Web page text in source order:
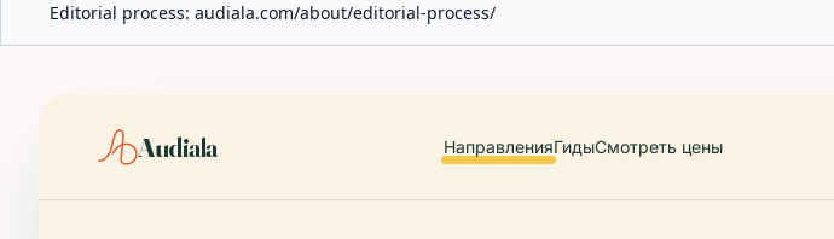
Editorial process: audiala.com/about/editorial-process/
Audiala НаправленияГидыСмотреть цены